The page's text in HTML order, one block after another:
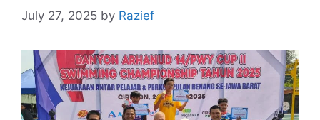
July 27, 2025 by Razief